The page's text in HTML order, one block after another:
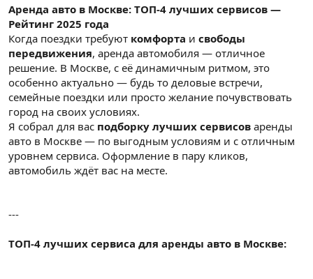
а
Аренда авто в Москве: ТОП-4 лучших сервисов —
Рейтинг 2025 года
Когда поездки требуют комфорта и свободы
передвижения, аренда автомобиля — отличное
решение. В Москве, с её динамичным ритмом, это
особенно актуально — будь то деловые встречи,
семейные поездки или просто желание почувствовать
город на своих условиях.
Я собрал для вас подборку лучших сервисов аренды
авто в Москве — по выгодным условиям и с отличным
уровнем сервиса. Оформление в пару кликов,
автомобиль ждёт вас на месте.
---
ТОП-4 лучших сервиса для аренды авто в Москве: